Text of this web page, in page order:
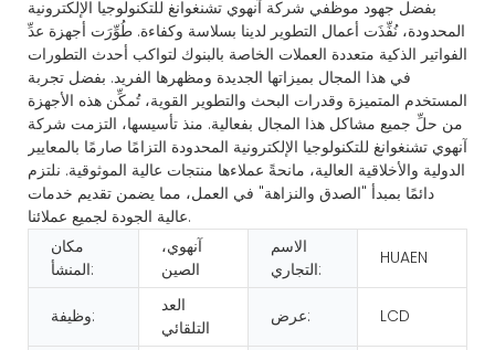
بفضل جهود موظفي شركة آنهوي تشنغوانغ للتكنولوجيا الإلكترونية
المحدودة، نُفِّذَت أعمال التطوير لدينا بسلاسة وكفاءة. طُوِّرَت أجهزة عدِّ
الفواتير الذكية متعددة العملات الخاصة بالبنوك لتواكب أحدث التطورات
في هذا المجال بميزاتها الجديدة ومظهرها الفريد. بفضل تجربة
المستخدم المتميزة وقدرات البحث والتطوير القوية، تُمكِّن هذه الأجهزة
من حلِّ جميع مشاكل هذا المجال بفعالية. منذ تأسيسها، التزمت شركة
آنهوي تشنغوانغ للتكنولوجيا الإلكترونية المحدودة التزامًا صارمًا بالمعايير
الدولية والأخلاقية العالية، مانحةً عملاءها منتجات عالية الموثوقية. نلتزم
دائمًا بمبدأ "الصدق والنزاهة" في العمل، مما يضمن تقديم خدمات
عالية الجودة لجميع عملائنا.
مكان
المنشأ:
آنهوي،
الصين
الاسم
التجاري:
HUAEN
وظيفة:
العد
التلقائي
عرض: LCD